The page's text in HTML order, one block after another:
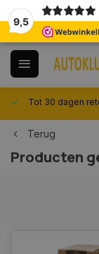
9,5
Tot 30 dagen
Terug
Producten